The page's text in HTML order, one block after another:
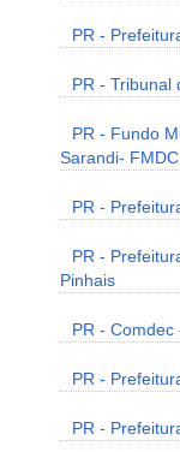
PR -
PR - Tribunal
PR - Fundo
Sarandi-
PR -
PR -
Pinhais
PR -
PR -
PR -